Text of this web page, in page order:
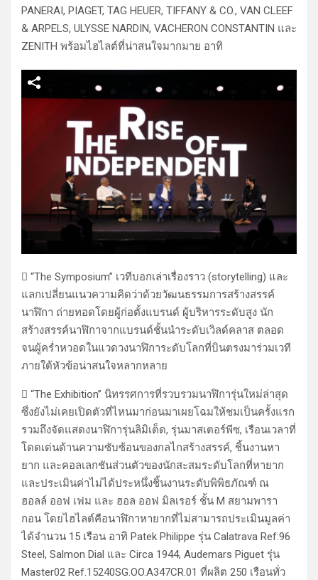
PANERAI, PIAGET, TAG HEUER, TIFFANY & CO., VAN CLEEF
& ARPELS, ULYSSE NARDIN, VACHERON CONSTANTIN และ
ZENITH พร้อมไฮไลต์ที่น่าสนใจมากมาย อาทิ
 “The Symposium” เวทีบอกเล่าเรื่องราว (storytelling) และ
แลกเปลี่ยนแนวความคิดว่าด้วยวัฒนธรรมการสร้างสรรค์
นาฬิกา ถ่ายทอดโดยผู้ก่อตั้งแบรนด์ ผู้บริหารระดับสูง นัก
สร้างสรรค์นาฬิกาจากแบรนด์ชั้นนำระดับเวิลด์คลาส ตลอด
จนผู้คร่ำหวอดในแวดวงนาฬิการะดับโลกที่บินตรงมาร่วมเวที
ภายใต้หัวข้อน่าสนใจหลากหลาย
 “The Exhibition” นิทรรศการที่รวบรวมนาฬิการุ่นใหม่ล่าสุด
ซึ่งยังไม่เคยเปิดตัวที่ไหนมาก่อนมาเผยโฉมให้ชมเป็นครั้งแรก
รวมถึงจัดแสดงนาฬิการุ่นลิมิเต็ด, รุ่นมาสเตอร์พีซ, เรือนเวลาที่
โดดเด่นด้านความซับซ้อนของกลไกสร้างสรรค์, ชิ้นงานหา
ยาก และคอลเลกชันส่วนตัวของนักสะสมระดับโลกที่หายาก
และประเมินค่าไม่ได้ประหนึ่งชิ้นงานระดับพิพิธภัณฑ์ ณ
ฮอลล์ ออฟ เฟม และ ฮอล ออฟ มิลเรอร์ ชั้น M สยามพารา
กอน โดยไฮไลต์คือนาฬิกาหายากที่ไม่สามารถประเมินมูลค่า
ได้จำนวน 15 เรือน อาทิ Patek Philippe รุ่น Calatrava Ref:96
Steel, Salmon Dial และ Circa 1944, Audemars Piguet รุ่น
Master02 Ref.15240SG.OO.A347CR.01 ที่ผลิต 250 เรือนทั่ว